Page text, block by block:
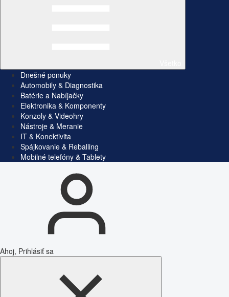
Dnešné ponuky
Automobily & Diagnostika
Batérie a Nabíjačky
Elektronika & Komponenty
Konzoly & Videohry
Nástroje & Meranie
IT & Konektivita
Spájkovanie & Reballing
Mobilné telefóny & Tablety
Ahoj, Prihlásiť sa